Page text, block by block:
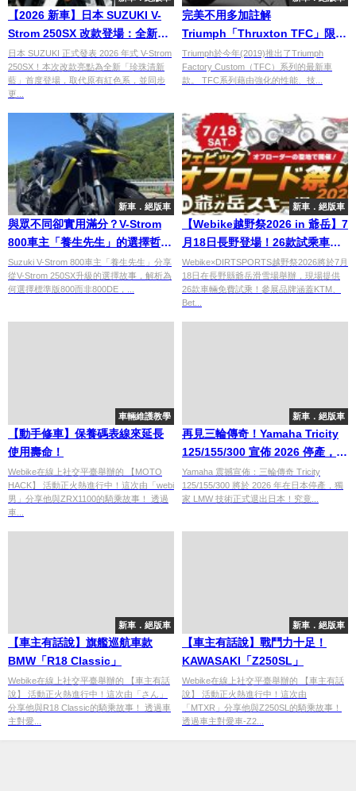
【2026 新車】日本 SUZUKI V-
Strom 250SX 改款登場：全新
「珍珠清新藍」發表！規格價格
同步更新
日本 SUZUKI 正式發表 2026 年式 V-Strom
250SX！本次改款亮點為全新「珍珠清新
藍」首度登場，取代原有紅色系，並同步
更...
完美不用多加註解
Triumph「Thruxton TFC」限量
誕生
Triumph於今年(2019)推出了Triumph
Factory Custom（TFC）系列的最新車
款。 TFC系列藉由強化的性能、技...
新車．絕版車
與眾不同卻實用滿分？V-Strom
800車主「養生先生」的選擇哲學
｜Suzuki冒險車日常體驗
【Webike愛車精選】
Suzuki V-Strom 800車主「養生先生」分享
從V-Strom 250SX升級的選擇故事，解析為
何選擇標準版800而非800DE，...
新車．絕版車
【Webike越野祭2026 in 爺岳】7
月18日長野登場！26款試乘車完
整介紹——KTM、FANTIC、
Stark電動越野車到新手入門款全
集合
Webike×DIRTSPORTS越野祭2026將於7月
18日在長野縣爺岳滑雪場舉辦，現場提供
26款車輛免費試乘！參展品牌涵蓋KTM、
Bet...
車輛維護教學
【動手修車】保養碼表線來延長
使用壽命！
Webike在線上社交平臺舉辦的 【MOTO
HACK】 活動正火熱進行中！這次由「webi
男」分享他與ZRX1100的騎乘故事！ 透過
車...
新車．絕版車
再見三輪傳奇！Yamaha Tricity
125/155/300 宣佈 2026 停產，
LMW 結構日本正式絕響？
Yamaha 震撼宣佈：三輪傳奇 Tricity
125/155/300 將於 2026 年在日本停產，獨
家 LMW 技術正式退出日本！究竟...
新車．絕版車
【車主有話說】旗艦巡航車款
BMW「R18 Classic」
Webike在線上社交平臺舉辦的 【車主有話
說】 活動正火熱進行中！這次由「さん」
分享他與R18 Classic的騎乘故事！ 透過車
主對愛...
新車．絕版車
【車主有話說】戰鬥力十足！
KAWASAKI「Z250SL」
Webike在線上社交平臺舉辦的 【車主有話
說】 活動正火熱進行中！這次由
「MTXR」分享他與Z250SL的騎乘故事！
透過車主對愛車-Z2...